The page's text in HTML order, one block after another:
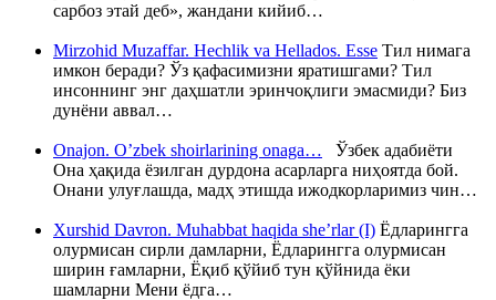
сарбоз этай деб», жандани кийиб…
Mirzohid Muzaffar. Hechlik va Hellados. Esse Тил нимага
имкон беради? Ўз қафасимизни яратишгами? Тил
инсоннинг энг даҳшатли эринчоқлиги эмасмиди? Биз
дунёни аввал…
Onajon. O’zbek shoirlarining onaga… Ўзбек адабиёти
Она ҳақида ёзилган дурдона асарларга ниҳоятда бой.
Онани улуғлашда, мадҳ этишда ижодкорларимиз чин…
Xurshid Davron. Muhabbat haqida she’rlar (I) Ёдларингга
олурмисан сирли дамларни, Ёдларингга олурмисан
ширин ғамларни, Ёқиб қўйиб тун қўйнида ёки
шамларни Мени ёдга…